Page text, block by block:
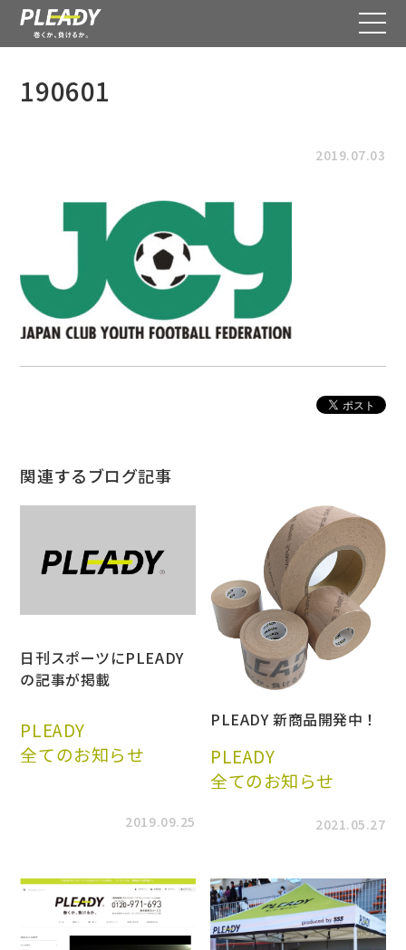
190601
2019.07.03
関連するブログ記事
2019.09.25
日刊スポーツにPLEADY
の記事が掲載
PLEADY
全てのお知らせ
2021.05.27
PLEADY 新商品開発中！
PLEADY
全てのお知らせ